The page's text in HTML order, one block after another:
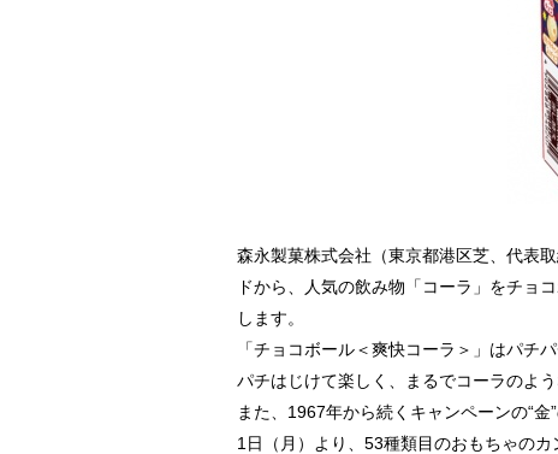
森永製菓株式会社（東京都港区芝、代表
ドから、人気の飲み物「コーラ」をチョ
します。
「チョコボール＜爽快コーラ＞」はパチ
パチはじけて楽しく、まるでコーラのよう
また、1967年から続くキャンペーンの“
1日（月）より、53種類目のおもちゃの